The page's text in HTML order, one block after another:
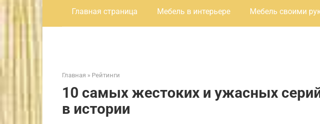
Главная страница Мебель в интерьере Мебель своими
Главная » Рейтинги
10 самых жестоких и ужасных
в истории